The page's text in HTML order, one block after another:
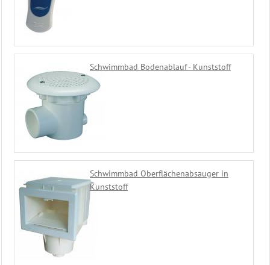
Schwimmbad Bodenablauf - Kunststoff
Schwimmbad Oberflächenabsauger in
Kunststoff